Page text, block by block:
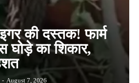
की दस्तक! फार्म
घोड़े का शिकार,
- August 7, 2026